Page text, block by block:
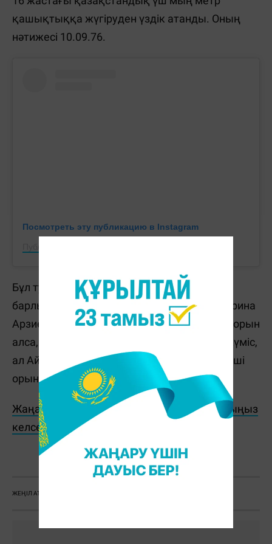
қашықтыққа жүгіруден үздік атанды. Оның
нәтижесі 10.09.76.
Посмотреть эту публикацию в Instagram
Бұл турнирде Қазақстанның қоржынында
барлығы төрт медаль бар. Бұған дейін Сабрина
Арзиева бес мың метрге жүгіруден бірінші орын
алса, Алина Чистякова биіктікке секіруде күміс,
ал Айбол Омар 1500 метрге жүгіруден үшінші
орын алған еді.
Жаңалықтарды бәрінен бұрын біліп отырғыңыз
келсе, Telegram-арнамызға жазылыңыз!
С. Бөлек
ЖЕҢІЛ АТЛЕТИКА